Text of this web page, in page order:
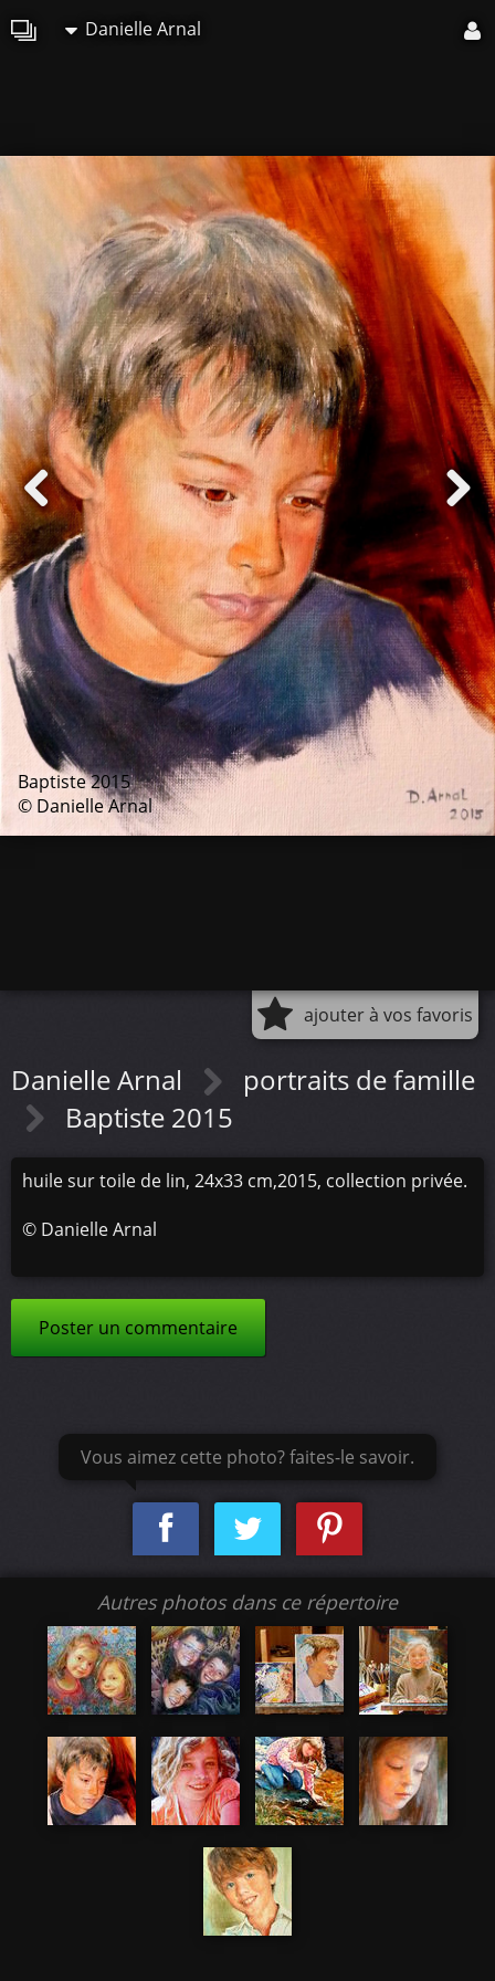
Danielle Arnal
Baptiste 2015
© Danielle Arnal
ajouter à vos favoris
Danielle Arnal
portraits de famille
Baptiste 2015
huile sur toile de lin, 24x33 cm,2015, collection privée.
© Danielle Arnal
Poster un commentaire
Vous aimez cette photo? faites-le savoir.
Autres photos dans ce répertoire